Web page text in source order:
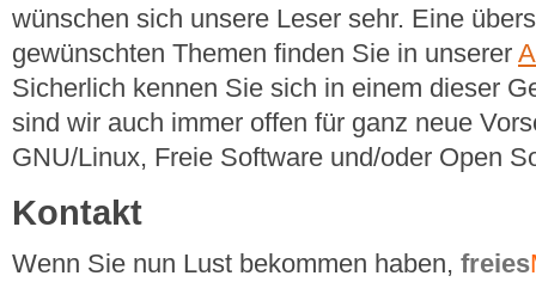
wünschen sich unsere Leser sehr. Eine
gewünschten Themen finden Sie in unserer
Sicherlich kennen Sie sich in einem dieser
sind wir auch immer offen für ganz neue
GNU/Linux, Freie Software und/oder Open
Kontakt
Wenn Sie nun Lust bekommen haben, freies